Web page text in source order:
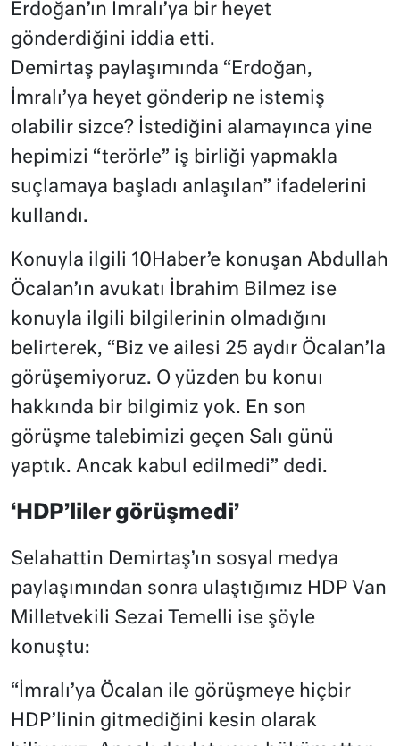
Erdoğan’ın İmralı’ya bir heyet
gönderdiğini iddia etti.
Demirtaş paylaşımında “Erdoğan,
İmralı’ya heyet gönderip ne istemiş
olabilir sizce? İstediğini alamayınca yine
hepimizi “terörle” iş birliği yapmakla
suçlamaya başladı anlaşılan” ifadelerini
kullandı.
Konuyla ilgili 10Haber’e konuşan Abdullah
Öcalan’ın avukatı İbrahim Bilmez ise
konuyla ilgili bilgilerinin olmadığını
belirterek, “Biz ve ailesi 25 aydır Öcalan’la
görüşemiyoruz. O yüzden bu konuı
hakkında bir bilgimiz yok. En son
görüşme talebimizi geçen Salı günü
yaptık. Ancak kabul edilmedi” dedi.
‘HDP’liler görüşmedi’
Selahattin Demirtaş’ın sosyal medya
paylaşımından sonra ulaştığımız HDP Van
Milletvekili Sezai Temelli ise şöyle
konuştu:
“İmralı’ya Öcalan ile görüşmeye hiçbir
HDP’linin gitmediğini kesin olarak